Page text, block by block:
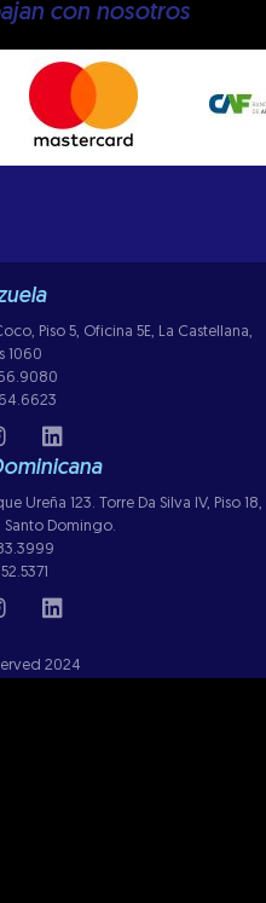
con nosotros
Piso 5, Oficina 5E, La Castellana,
1060
Ureña 123. Torre Da Silva IV, Piso 18,
Santo Domingo.
2024